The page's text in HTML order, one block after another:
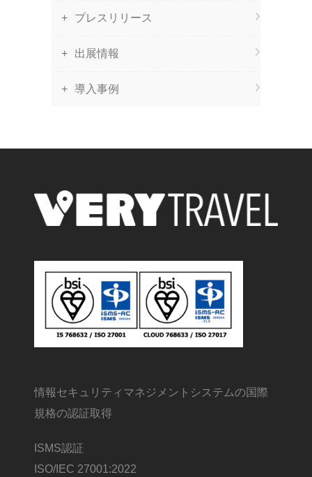
プレスリリース
出展情報
導入事例
情報セキュリティマネジメントシステムの国際
規格の認証取得
ISMS認証
ISO/IEC 27001:2022